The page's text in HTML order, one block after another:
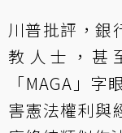
川普批評，銀
教人士，甚
「MAGA」
害憲法權利與